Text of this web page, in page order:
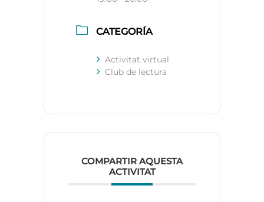
CATEGORÍA
Activitat virtual
Club de lectura
COMPARTIR AQUESTA
ACTIVITAT